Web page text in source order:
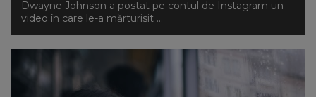
Dwayne Johnson a postat pe contul de Instagram un
video în care le-a mărturisit ...